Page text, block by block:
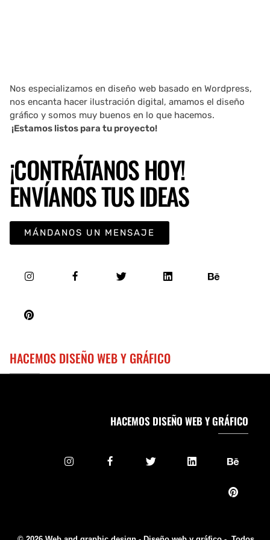
Nos especializamos en diseño web basado en Wordpress,
nos encanta hacer ilustración digital, amamos el diseño
gráfico y somos muy buenos en lo que hacemos.
¡Estamos listos para tu proyecto!
¡CONTRÁTANOS HOY!
ENVÍANOS TUS IDEAS
MÁNDANOS UN MENSAJE
HACEMOS DISEÑO WEB Y GRÁFICO
HACEMOS DISEÑO WEB Y GRÁFICO